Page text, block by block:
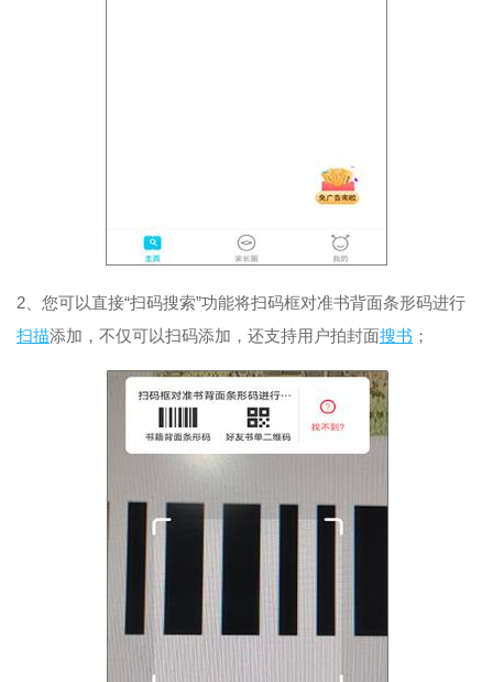
2、您可以直接“扫码搜索”功能将扫码框对准书背面条形码进行
扫描添加，不仅可以扫码添加，还支持用户拍封面搜书 ；